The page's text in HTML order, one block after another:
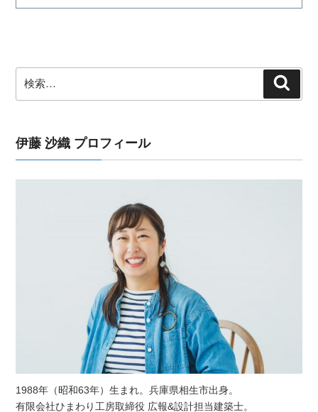
索:
索
伊藤 沙織 プロフィール
1988年（昭和63年）生まれ。兵庫県相生市出身。
有限会社ひまわり工房取締役 広報&設計担当建築士。